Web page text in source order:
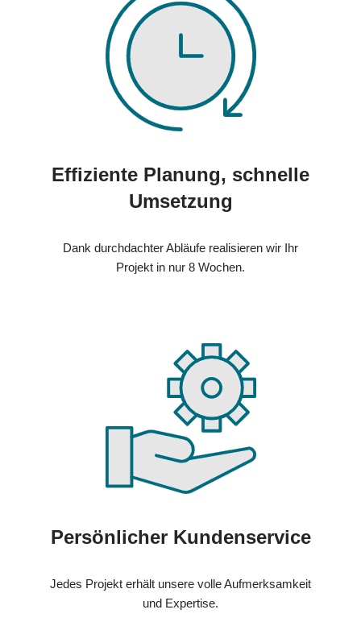
Effiziente Planung, schnelle
Umsetzung
Dank durchdachter Abläufe realisieren wir Ihr
Projekt in nur 8 Wochen.
Persönlicher Kundenservice
Jedes Projekt erhält unsere volle Aufmerksamkeit
und Expertise.